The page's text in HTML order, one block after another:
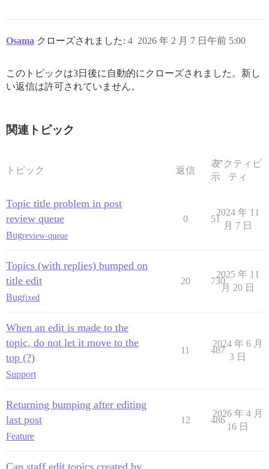
Osama クローズされました: 2026 年 2 月 7 日午前 5:00
4
このトピックは3日後に自動的にクローズされました。新し
い返信は許可されていません。
関連トピック
トピック 返信
表
示
アクティビ
ティ
Topic title problem in post
review queue
Bugreview-queue
0 51
2024 年 11
月 7 日
Topics (with replies) bumped on
title edit
Bugfixed
20 730
2025 年 11
月 20 日
When an edit is made to the
topic, do not let it move to the
top (?)
Support
11 487
2024 年 6 月
3 日
Returning bumping after editing
last post
Feature
12 486
2026 年 4 月
16 日